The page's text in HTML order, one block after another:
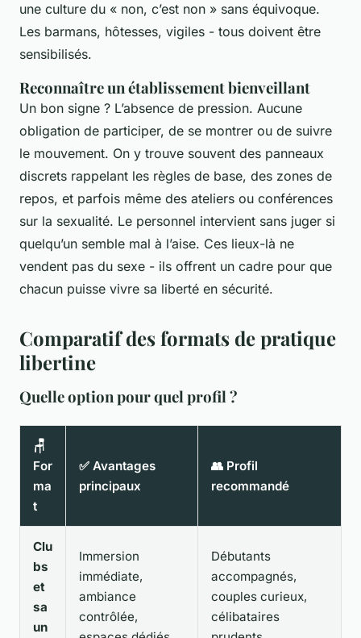
une culture du « non, c’est non » sans équivoque.
Les barmans, hôtesses, vigiles - tous doivent être
sensibilisés.
Reconnaître un établissement bienveillant
Un bon signe ? L’absence de pression. Aucune
obligation de participer, de se montrer ou de suivre
le mouvement. On y trouve souvent des panneaux
discrets rappelant les règles de base, des zones de
repos, et parfois même des ateliers ou conférences
sur la sexualité. Le personnel intervient sans juger si
quelqu’un semble mal à l’aise. Ces lieux-là ne
vendent pas du sexe - ils offrent un cadre pour que
chacun puisse vivre sa liberté en sécurité.
Comparatif des formats de pratique
libertine
Quelle option pour quel profil ?
🪑
For
ma
t
✅ Avantages
principaux
👥 Profil
recommandé
Clu
bs
et
sa
un
Immersion
immédiate,
ambiance
contrôlée,
Débutants
accompagnés,
couples curieux,
célibataires